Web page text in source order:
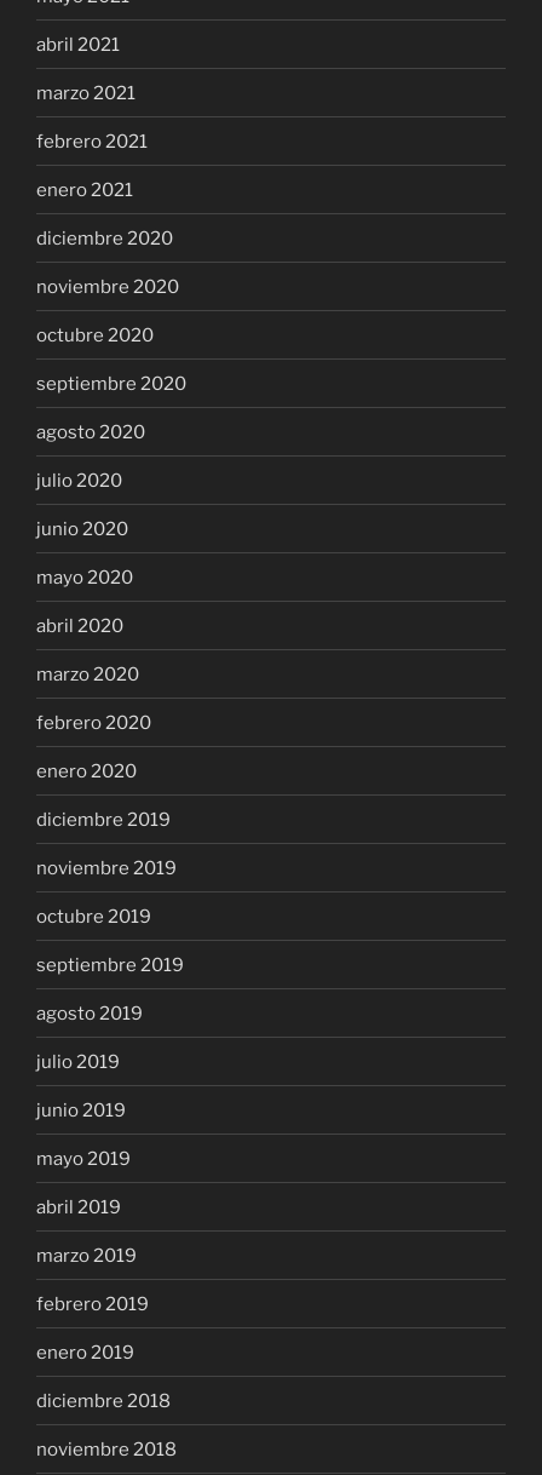
abril 2021
marzo 2021
febrero 2021
enero 2021
diciembre 2020
noviembre 2020
octubre 2020
septiembre 2020
agosto 2020
julio 2020
junio 2020
mayo 2020
abril 2020
marzo 2020
febrero 2020
enero 2020
diciembre 2019
noviembre 2019
octubre 2019
septiembre 2019
agosto 2019
julio 2019
junio 2019
mayo 2019
abril 2019
marzo 2019
febrero 2019
enero 2019
diciembre 2018
noviembre 2018